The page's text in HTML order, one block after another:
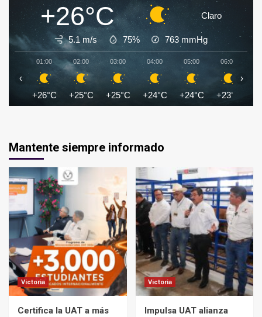
+26°C Claro
5.1 m/s 75% 763 mmHg
01:00
+26°C
02:00
+25°C
03:00
+25°C
04:00
+24°C
05:00
+24°C
06:00
+23°C
‹ ›
Mantente siempre informado
Victoria
Certifica la UAT a más
Victoria
Impulsa UAT alianza